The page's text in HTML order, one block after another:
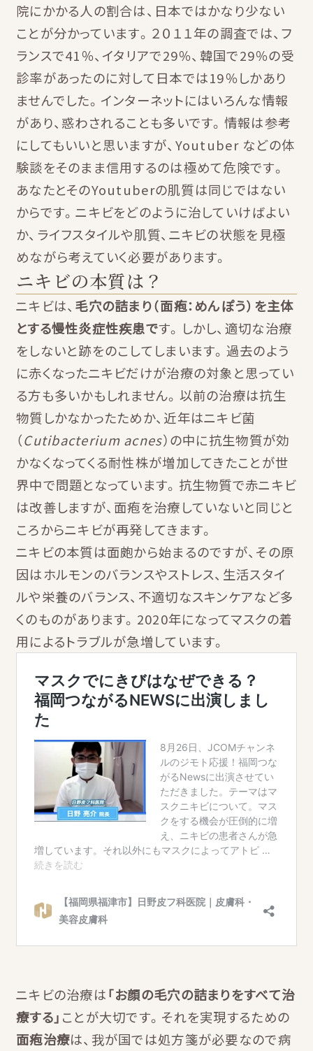
院にかかる人の割合は、日本ではかなり少ない
ことが分かっています。２０１１年の調査では、フ
ランスで41％、イタリアで29％、韓国で29％の受
診率があったのに対して日本では19％しかあり
ませんでした。インターネットにはいろんな情報
があり、惑わされることも多いです。情報は参考
にしてもいいと思いますが、Youtuber などの体
験談をそのまま信用するのは極めて危険です。
あなたとそのYoutuberの肌質は同じではない
からです。ニキビをどのように治していけばよい
か、ライフスタイルや肌質、ニキビの状態を見極
めながら考えていく必要があります。
ニキビの本質は？
ニキビは、 毛穴の詰まり（面疱：めんぽう）を主体
とする慢性炎症性疾患です。しかし、適切な治療
をしないと跡をのこしてしまいます。過去のよう
に赤くなったニキビだけが治療の対象と思ってい
る方も多いかもしれません。以前の治療は抗生
物質しかなかったためか、近年はニキビ菌
（Cutibacterium acnes）の中に抗生物質が効
かなくなってくる耐性株が増加してきたことが世
界中で問題となっています。抗生物質で赤ニキビ
は改善しますが、面疱を治療していないと同じと
ころからニキビが再発してきます。
ニキビの本質は面皰から始まるのですが、その原
因はホルモンのバランスやストレス、生活スタイ
ルや栄養のバランス、不適切なスキンケアなど多
くのものがあります。2020年になってマスクの着
用によるトラブルが急増しています。
ニキビの治療は「お顔の毛穴の詰まりをすべて治
療する」 ことが大切です。それを実現するための
面疱治療は、我が国では処方箋が必要なので病